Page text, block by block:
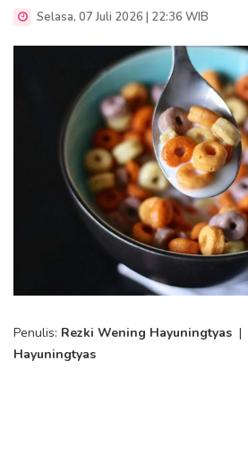
Selasa, 07 Juli 2026 | 22:36 WIB
Penulis: Rezki Wening Hayuningtyas |
Hayuningtyas